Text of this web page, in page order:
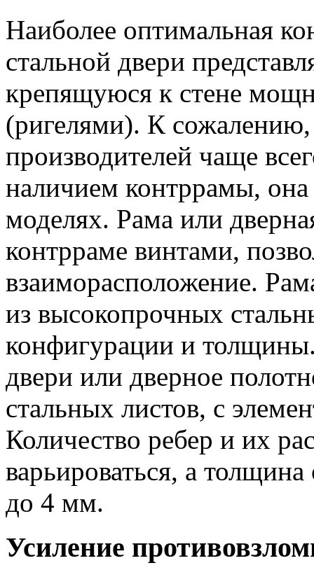
Наиболее оптимальная
стальной двери
крепящуюся к стене
(ригелями). К
производителей чаще
наличием контррамы, она
моделях. Рама или
контрраме винтами,
взаиморасположение.
из высокопрочных
конфигурации и
двери или дверное
стальных листов, с
Количество ребер и их
варьироваться, а
до 4 мм.
Усиление